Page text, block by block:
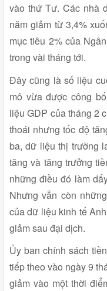
vào thứ Tư. Các nhà
năm giảm từ 3,4%
mục tiêu 2% của
trong vài tháng tới.
Đây cũng là số liệu
mô vừa được công
liệu GDP của tháng 2
thoái nhưng tốc độ
ba, dữ liệu thị trường
tăng và tăng trưởng
những điều đó làm
Nhưng vẫn còn
của dữ liệu kinh tế
giảm sau đại dịch.
Ủy ban chính sách
tiếp theo vào ngày 9
giảm vào một thời